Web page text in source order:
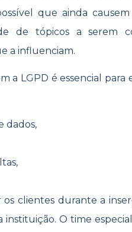
que ainda
de tópicos a serem
a influenciam.
LGPD é essencial para
dados,
os clientes durante a
O time